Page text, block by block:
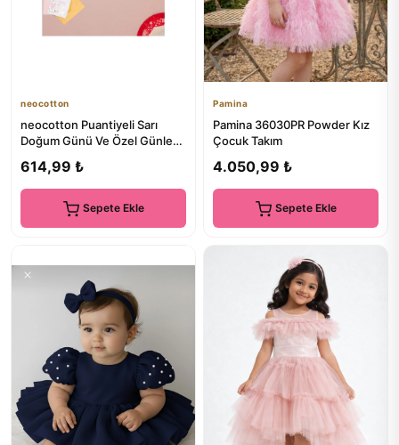
neocotton
neocotton Puantiyeli Sarı
Doğum Günü Ve Özel Günler
614,99 ₺
Sepete Ekle
Pamina
Pamina 36030PR Powder Kız
Çocuk Takım
4.050,99 ₺
Sepete Ekle